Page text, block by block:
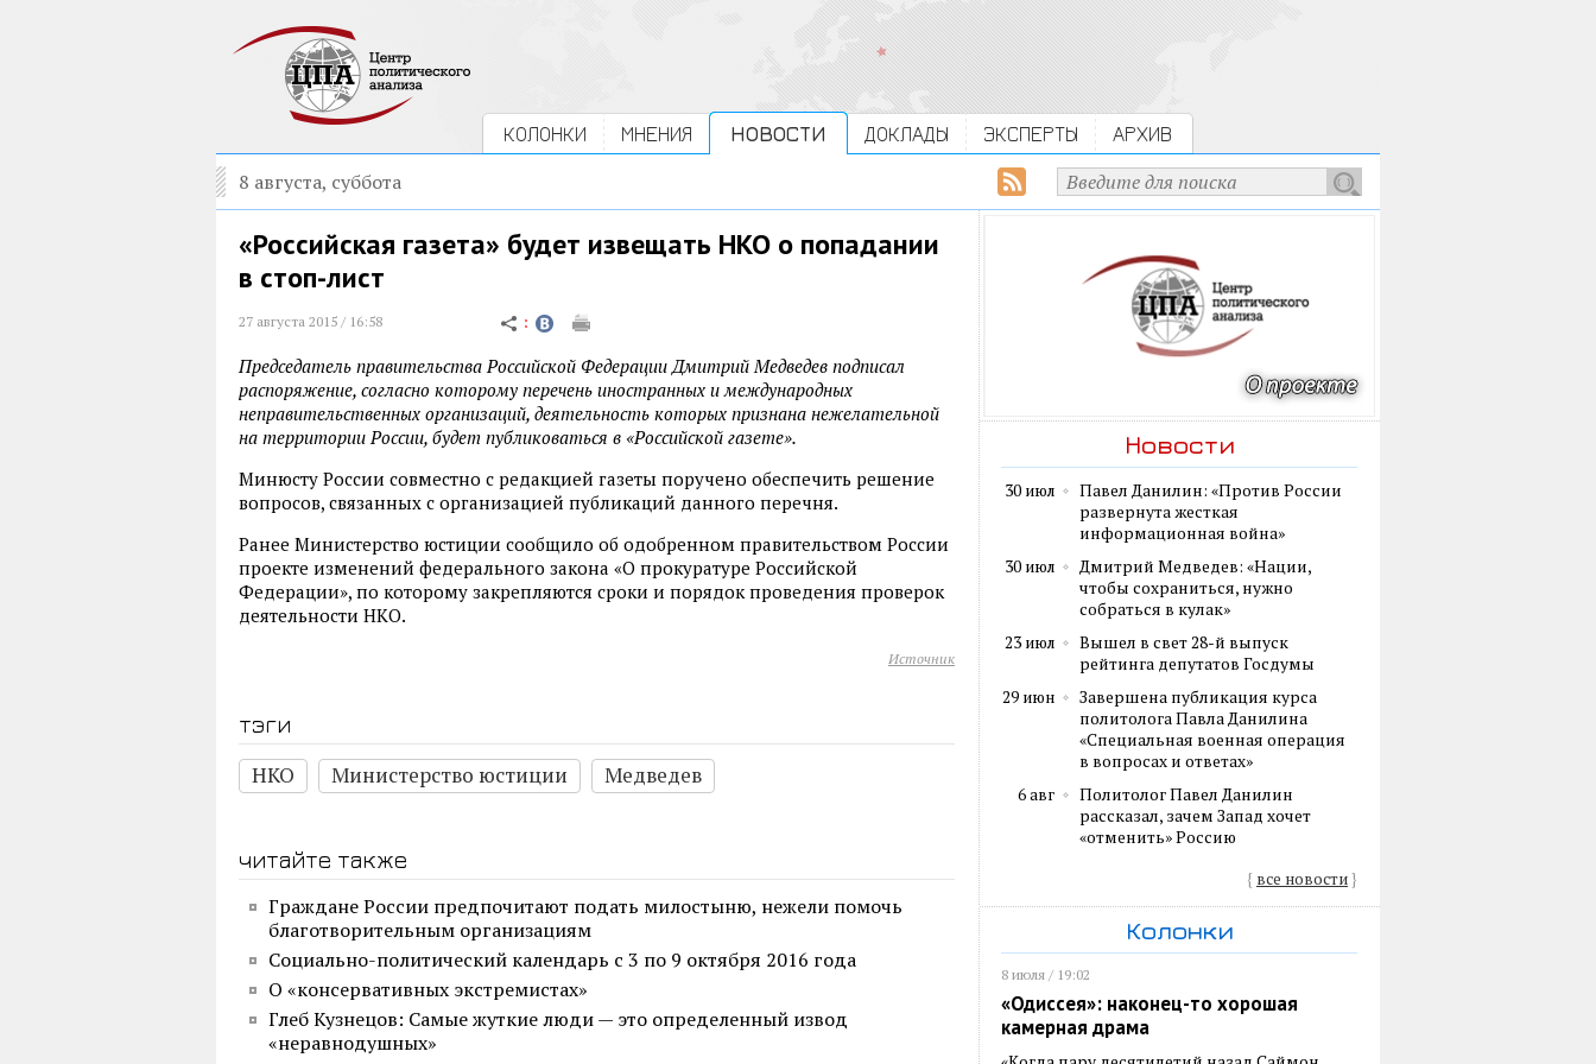
КОЛОНКИ МНЕНИЯ НОВОСТИ ДОКЛАДЫ ЭКСПЕРТЫ АРХИВ
8 августа, суббота
«Российская газета» будет извещать НКО о попадании
в стоп-лист
27 августа 2015 / 16:58
Председатель правительства Российской Федерации Дмитрий Медведев подписал
распоряжение, согласно которому перечень иностранных и международных
неправительственных организаций, деятельность которых признана нежелательной
на территории России, будет публиковаться в «Российской газете».
Минюсту России совместно с редакцией газеты поручено обеспечить решение
вопросов, связанных с организацией публикаций данного перечня.
Ранее Министерство юстиции сообщило об одобренном правительством России
проекте изменений федерального закона «О прокуратуре Российской
Федерации», по которому закрепляются сроки и порядок проведения проверок
деятельности НКО.
Источник
тэги
НКО
Министерство юстиции Медведев
читайте также
Граждане России предпочитают подать милостыню, нежели помочь
благотворительным организациям
Социально-политический календарь с 3 по 9 октября 2016 года
О «консервативных экстремистах»
Глеб Кузнецов: Самые жуткие люди — это определенный извод
«неравнодушных»
Новости
30 июл
Павел Данилин: «Против России
развернута жесткая
информационная война»
30 июл
Дмитрий Медведев: «Нации,
чтобы сохраниться, нужно
собраться в кулак»
23 июл
Вышел в свет 28-й выпуск
рейтинга депутатов Госдумы
29 июн
Завершена публикация курса
политолога Павла Данилина
«Специальная военная операция
в вопросах и ответах»
6 авг
Политолог Павел Данилин
рассказал, зачем Запад хочет
«отменить» Россию
{ все новости}
Колонки
8 июля / 19:02
«Одиссея»: наконец-то хорошая
камерная драма